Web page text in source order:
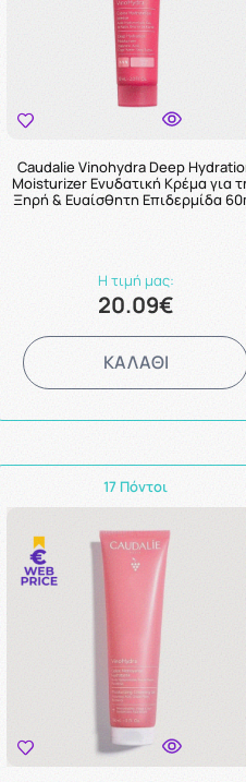
Caudalie Vinohydra Deep
Moisturizer Ενυδατική Κρέμα για
Ξηρή & Ευαίσθητη Επιδερμίδα
Η τιμή μας:
20.09€
ΚΑΛΑΘΙ
17 Πόντοι